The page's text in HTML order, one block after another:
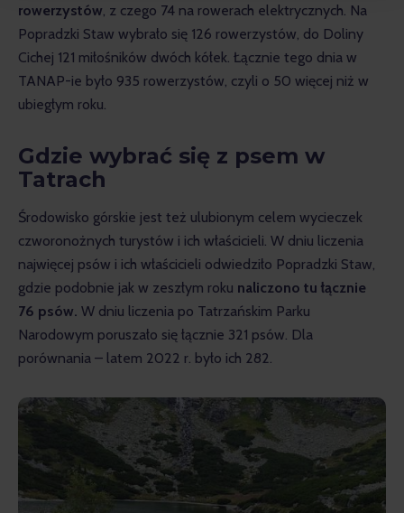
rowerzystów, z czego 74 na rowerach elektrycznych. Na
Popradzki Staw wybrało się 126 rowerzystów, do Doliny
Cichej 121 miłośników dwóch kółek. Łącznie tego dnia w
TANAP-ie było 935 rowerzystów, czyli o 50 więcej niż w
ubiegłym roku.
Gdzie wybrać się z psem w
Tatrach
Środowisko górskie jest też ulubionym celem wycieczek
czworonożnych turystów i ich właścicieli. W dniu liczenia
najwięcej psów i ich właścicieli odwiedziło Popradzki Staw,
gdzie podobnie jak w zeszłym roku naliczono tu łącznie
76 psów. W dniu liczenia po Tatrzańskim Parku
Narodowym poruszało się łącznie 321 psów. Dla
porównania – latem 2022 r. było ich 282.